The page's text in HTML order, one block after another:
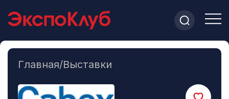
Главная/Выставки